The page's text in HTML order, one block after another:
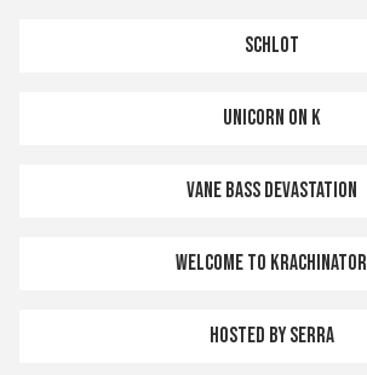
Schlot
Unicorn on K
vANE BASS DEVASTATION
Welcome to Krachinator
Hosted by Serra